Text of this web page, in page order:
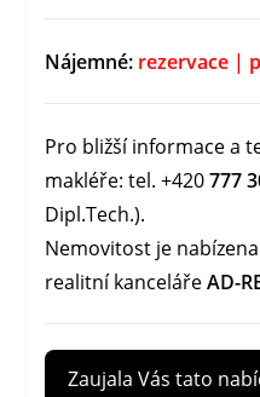
Nájemné: rezervace |
Pro bližší informace a
makléře: tel. +420777
Dipl.Tech.).
Nemovitost je
realitní kancelářeAD-
Zaujala Vás tato